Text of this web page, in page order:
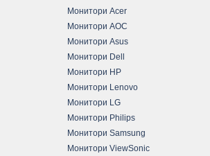
Монитори Acer
Монитори AOC
Монитори Asus
Монитори Dell
Монитори HP
Монитори Lenovo
Монитори LG
Монитори Philips
Монитори Samsung
Монитори ViewSonic